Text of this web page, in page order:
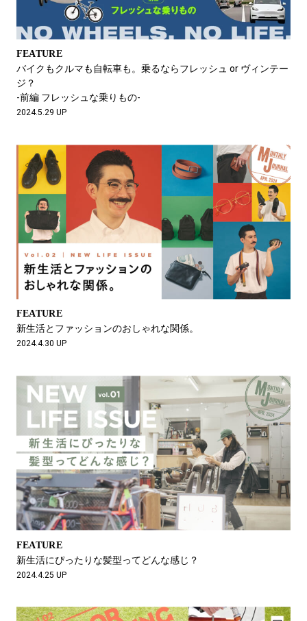
FEATURE
バイクもクルマも自転車も。乗るならフレッシュ or ヴィンテー
ジ？
-前編 フレッシュな乗りもの-
2024.5.29 UP
FEATURE
新生活とファッションのおしゃれな関係。
2024.4.30 UP
FEATURE
新生活にぴったりな髪型ってどんな感じ？
2024.4.25 UP